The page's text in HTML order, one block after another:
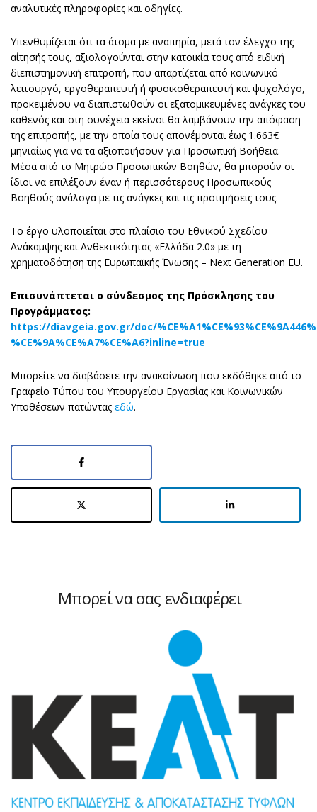
αναλυτικές πληροφορίες και οδηγίες.
Υπενθυμίζεται ότι τα άτομα με αναπηρία, μετά τον έλεγχο της
αίτησής τους, αξιολογούνται στην κατοικία τους από ειδική
διεπιστημονική επιτροπή, που απαρτίζεται από κοινωνικό
λειτουργό, εργοθεραπευτή ή φυσικοθεραπευτή και ψυχολόγο,
προκειμένου να διαπιστωθούν οι εξατομικευμένες ανάγκες του
καθενός και στη συνέχεια εκείνοι θα λαμβάνουν την απόφαση
της επιτροπής, με την οποία τους απονέμονται έως 1.663€
μηνιαίως για να τα αξιοποιήσουν για Προσωπική Βοήθεια.
Μέσα από το Μητρώο Προσωπικών Βοηθών, θα μπορούν οι
ίδιοι να επιλέξουν έναν ή περισσότερους Προσωπικούς
Βοηθούς ανάλογα με τις ανάγκες και τις προτιμήσεις τους.
Το έργο υλοποιείται στο πλαίσιο του Εθνικού Σχεδίου
Ανάκαμψης και Ανθεκτικότητας «Ελλάδα 2.0» με τη
χρηματοδότηση της Ευρωπαϊκής Ένωσης – Next Generation EU.
Επισυνάπτεται ο σύνδεσμος της Πρόσκλησης του
Προγράμματος:
https://diavgeia.gov.gr/doc/
%CE%9A%CE%A7%CE%A6?inline=true
Μπορείτε να διαβάσετε την ανακοίνωση που εκδόθηκε από το
Γραφείο Τύπου του Υπουργείου Εργασίας και Κοινωνικών
Υποθέσεων πατώντας εδώ.
Μπορεί να σας ενδιαφέρει